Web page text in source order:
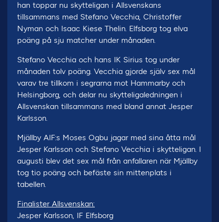
han toppar nu skytteligan i Allsvenskans
tillsammans med Stefano Vecchia, Christoffer
Nyman och Isaac Kiese Thelin. Elfsborg tog elva
poäng på sju matcher under månaden.
Stefano Vecchia och hans IK Sirius tog under
månaden tolv poäng. Vecchia gjorde själv sex mål
varav tre tillkom i segrarna mot Hammarby och
Helsingborg, och delar nu skytteligaledningen i
Allsvenskan tillsammans med bland annat Jesper
Karlsson.
Mjällby AIF:s Moses Ogbu jagar med sina åtta mål
Jesper Karlsson och Stefano Vecchia i skytteligan. I
augusti blev det sex mål från anfallaren när Mjällby
tog tio poäng och befäste sin mittenplats i
tabellen.
Finalister Allsvenskan:
Jesper Karlsson, IF Elfsborg